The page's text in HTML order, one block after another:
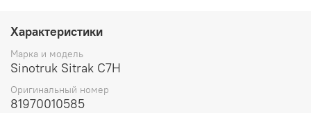
Характеристики
Марка и модель
Sinotruk Sitrak C7H
Оригинальный номер
81970010585